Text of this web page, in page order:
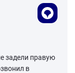
задели правую
в